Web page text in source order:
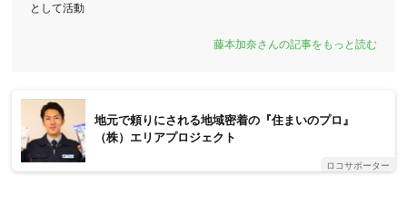
として活動
藤本加奈さんの記事をもっと読む
地元で頼りにされる地域密着の『住まいのプロ』
（株）エリアプロジェクト
ロコサポーター